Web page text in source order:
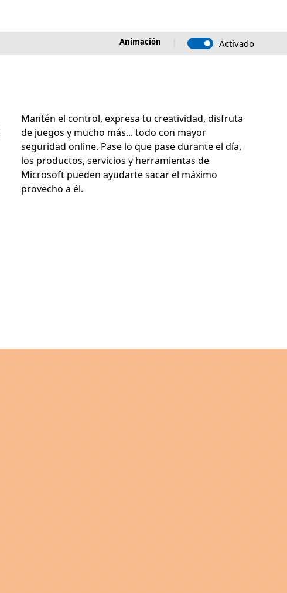
Animación Activado
Mantén el control, expresa tu creatividad, disfruta
de juegos y mucho más... todo con mayor
seguridad online. Pase lo que pase durante el día,
los productos, servicios y herramientas de
Microsoft pueden ayudarte sacar el máximo
provecho a él.